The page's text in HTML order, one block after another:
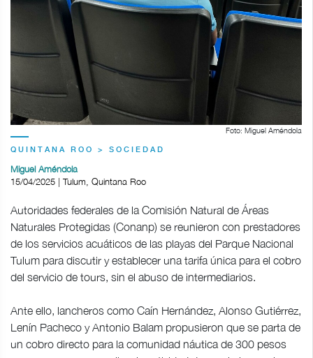
Foto: Miguel Améndola
QUINTANA ROO > SOCIEDAD
Miguel Améndola
15/04/2025 | Tulum, Quintana Roo
Autoridades federales de la Comisión Natural de Áreas
Naturales Protegidas (Conanp) se reunieron con prestadores
de los servicios acuáticos de las playas del Parque Nacional
Tulum para discutir y establecer una tarifa única para el cobro
del servicio de tours, sin el abuso de intermediarios.
Ante ello, lancheros como Caín Hernández, Alonso Gutiérrez,
Lenín Pacheco y Antonio Balam propusieron que se parta de
un cobro directo para la comunidad náutica de 300 pesos